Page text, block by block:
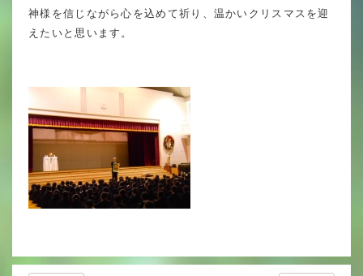
神様を信じながら心を込めて祈り、温かいクリスマスを迎
えたいと思います。
学校感染症に関する 報告書・登校
年間行事
校外学習・宿泊行事